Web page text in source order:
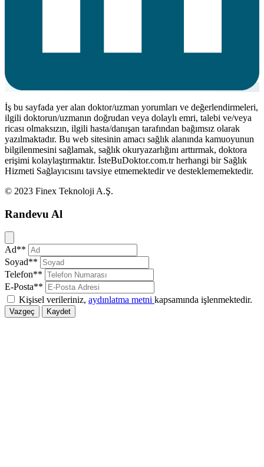
İş bu sayfada yer alan doktor/uzman yorumları ve değerlendirmeleri,
ilgili doktorun/uzmanın doğrudan veya dolaylı emri, talebi ve/veya
ricası olmaksızın, ilgili hasta/danışan tarafından bağımsız olarak
yazılmaktadır. Bu web sitesinin amacı sağlık alanında kamuoyunun
bilgilenmesini sağlamak, sağlık okuryazarlığını arttırmak, doktora
erişimi kolaylaştırmaktır. İsteBuDoktor.com.tr herhangi bir Sağlık
Hizmeti Sağlayıcısını tavsiye etmemektedir ve desteklememektedir.
© 2023 Finex Teknoloji A.Ş.
Randevu Al
Kapat
Ad**
Soyad**
Telefon**
E-Posta**
Kişisel verileriniz, aydınlatma metni kapsamında işlenmektedir.
Vazgeç Kaydet